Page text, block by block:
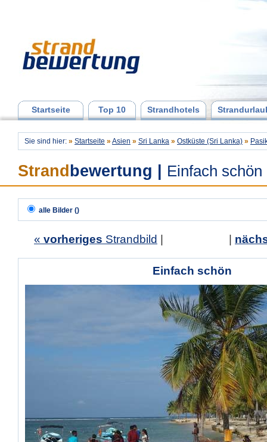
Startseite Top 10 Strandhotels
Sie sind hier: » Startseite » Asien » Sri Lanka » Ostküste (Sri Lanka) »
Strand bewertung Einfach schön
alle Bilder ()
« vorheriges Strandbild
Einfach schön